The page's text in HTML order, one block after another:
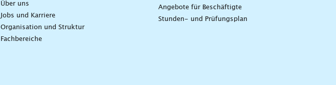
Über uns
Jobs und Karriere
Organisation und Struktur
Fachbereiche
Angebote für Beschäftigte
Stunden- und Prüfungsplan